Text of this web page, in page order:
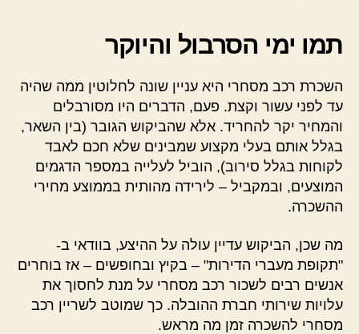
תמו ימי הסרבול והיוקר
השכרת רכב מסחרי היא עניין שונה לחלוטין ממה שהיה
עד לפני עשור וקצת. פעם, הדברים היו מסורבלים
והמחיר יקר להחריד. אלא שהביקוש הגובר (בין השאר,
בגלל אותם בעלי מקצוע שמבינים שלא חכם לאבד
לקוחות בגלל סירוב), הוביל לעלייה במספר הדגמים
המוצעים, ובמקביל – לירידה מהותית בממוצע מחירי
ההשכרה.
מה שכן, הביקוש עדיין עולה על ההיצע, בוודאי ב-
"תקופת מעברי הדירות" – בקיץ ובחופשים – אז בוחרים
אנשים רבים לשכור רכב מסחרי על מנת לחסוך את
עלויות שירותי חברת ההובלה. כך שמוטב לשריין רכב
מסחרי להשכרה זמן מה מראש.